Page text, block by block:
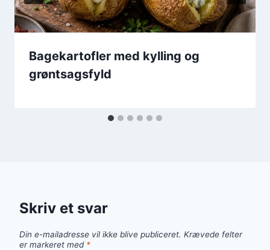
Bagekartofler med kylling og
grøntsagsfyld
Skriv et svar
Din e-mailadresse vil ikke blive publiceret. Krævede felter
er markeret med *